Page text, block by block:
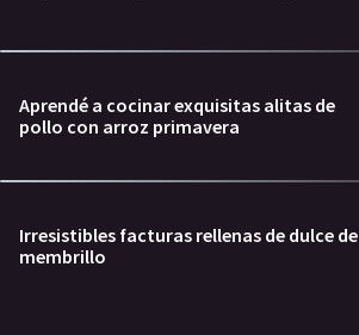
Aprendé a cocinar exquisitas alitas de
pollo con arroz primavera
Irresistibles facturas rellenas de dulce de
membrillo